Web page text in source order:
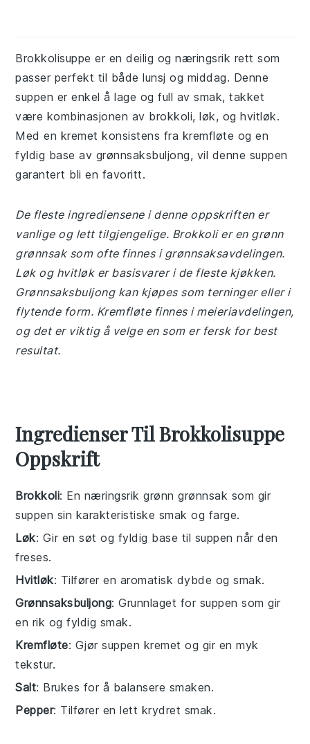
Brokkolisuppe er en deilig og næringsrik rett som
passer perfekt til både lunsj og middag. Denne
suppen er enkel å lage og full av smak, takket
være kombinasjonen av brokkoli, løk, og hvitløk.
Med en kremet konsistens fra kremfløte og en
fyldig base av grønnsaksbuljong, vil denne suppen
garantert bli en favoritt.
De fleste ingrediensene i denne oppskriften er
vanlige og lett tilgjengelige. Brokkoli er en grønn
grønnsak som ofte finnes i grønnsaksavdelingen.
Løk og hvitløk er basisvarer i de fleste kjøkken.
Grønnsaksbuljong kan kjøpes som terninger eller i
flytende form. Kremfløte finnes i meieriavdelingen,
og det er viktig å velge en som er fersk for best
resultat.
Ingredienser Til Brokkolisuppe
Oppskrift
Brokkoli: En næringsrik grønn grønnsak som gir
suppen sin karakteristiske smak og farge.
Løk: Gir en søt og fyldig base til suppen når den
freses.
Hvitløk: Tilfører en aromatisk dybde og smak.
Grønnsaksbuljong: Grunnlaget for suppen som gir
en rik og fyldig smak.
Kremfløte: Gjør suppen kremet og gir en myk
tekstur.
Salt: Brukes for å balansere smaken.
Pepper: Tilfører en lett krydret smak.